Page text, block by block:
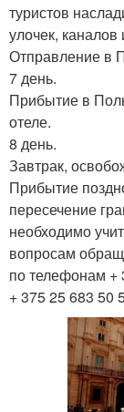
туристов
улочек, каналов
Отправление в
7 день.
Прибытие в
отеле.
8 день.
Завтрак,
Прибытие
пересечение
необходимо
вопросам
по телефонам +
+ 375 25 683 50